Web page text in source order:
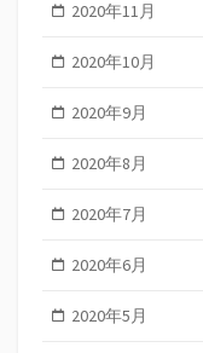
2020年11月
2020年10月
2020年9月
2020年8月
2020年7月
2020年6月
2020年5月